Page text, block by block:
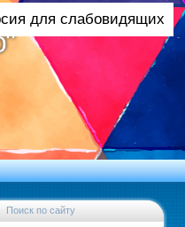
для слабовидящих
Поиск по сайту